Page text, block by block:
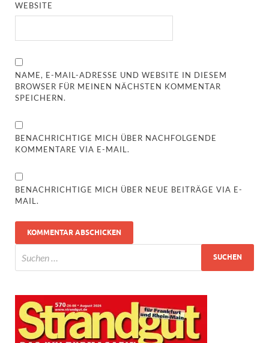
WEBSITE
NAME, E-MAIL-ADRESSE UND WEBSITE IN DIESEM
BROWSER FÜR MEINEN NÄCHSTEN KOMMENTAR
SPEICHERN.
BENACHRICHTIGE MICH ÜBER NACHFOLGENDE
KOMMENTARE VIA E-MAIL.
BENACHRICHTIGE MICH ÜBER NEUE BEITRÄGE VIA E-
MAIL.